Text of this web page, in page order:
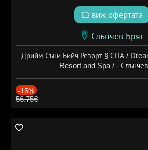
виж офертата
Слънчев Бряг
Дрийм Съни Бийч Резорт § СПА /
Resort and Spa / -
-15%
56.75€